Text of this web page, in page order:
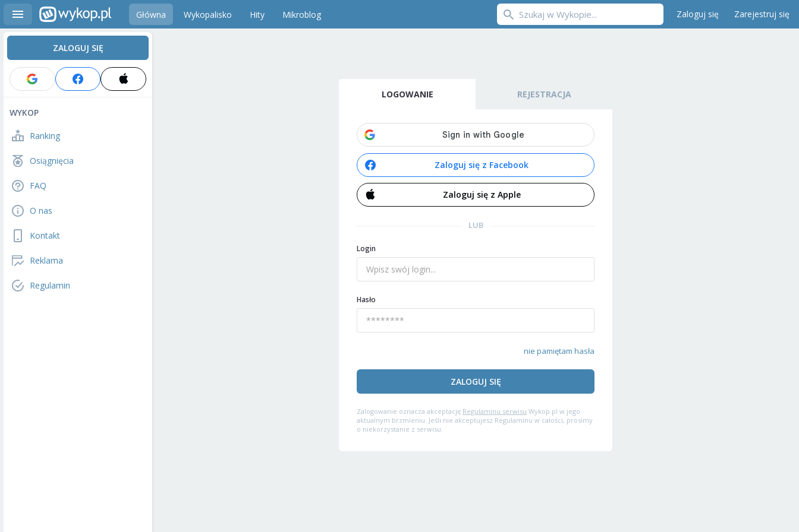
Główna Wykopalisko Hity Mikroblog Zaloguj się Zarejestruj się
ZALOGUJ SIĘ
WYKOP
Ranking
Osiągnięcia
FAQ
O nas
Kontakt
Reklama
Regulamin
LOGOWANIE REJESTRACJA
Zaloguj się z Facebook
Zaloguj się z Apple
LUB
Login
Hasło
nie pamiętam hasła
ZALOGUJ SIĘ
Zalogowanie oznacza akceptację Regulaminu serwisu Wykop.pl w jego
aktualnym brzmieniu. Jeśli nie akceptujesz Regulaminu w całości, prosimy
o niekorzystanie z serwisu.